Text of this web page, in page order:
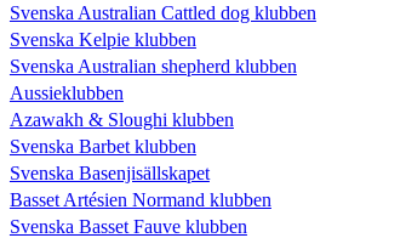
Svenska Australian Cattled dog klubben
Svenska Kelpie klubben
Svenska Australian shepherd klubben
Aussieklubben
Azawakh & Sloughi klubben
Svenska Barbet klubben
Svenska Basenjisällskapet
Basset Artésien Normand klubben
Svenska Basset Fauve klubben